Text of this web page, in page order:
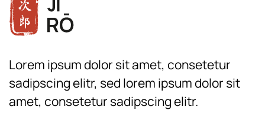
Lorem ipsum dolor sit amet, consetetur
sadipscing elitr, sed lorem ipsum dolor sit
amet, consetetur sadipscing elitr.